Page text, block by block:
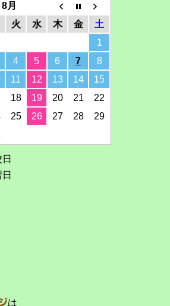
月
火 水 木 金
土
1
4 5 6 7
8
11 12 13 14
15
18 19 20 21
22
25 26 27 28
29
は